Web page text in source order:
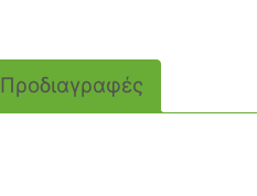
Προδιαγραφές